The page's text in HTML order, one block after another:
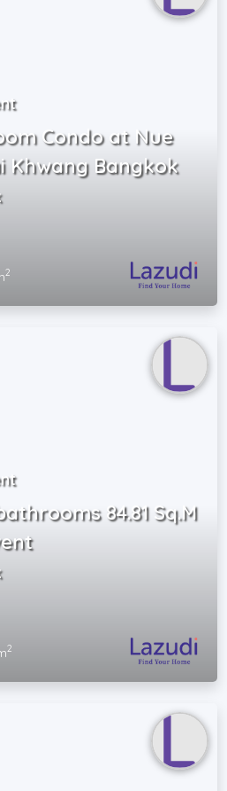
Condo at Nue
Khwang Bangkok
2
84.81 Sq.M
2